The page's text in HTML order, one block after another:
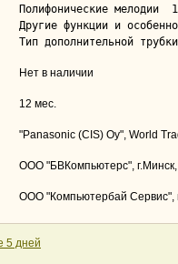
Полифонические мелодии	10
Другие функции и особенности	начало разговора нажатием любой кнопки, ответ поднятием
Нет в наличии
12 мес.
"Panasonic (CIS) Oy", World
ООО "БВКомпьютерс", г.Минск,
ООО "Компьютербай Сервис",
5 дней